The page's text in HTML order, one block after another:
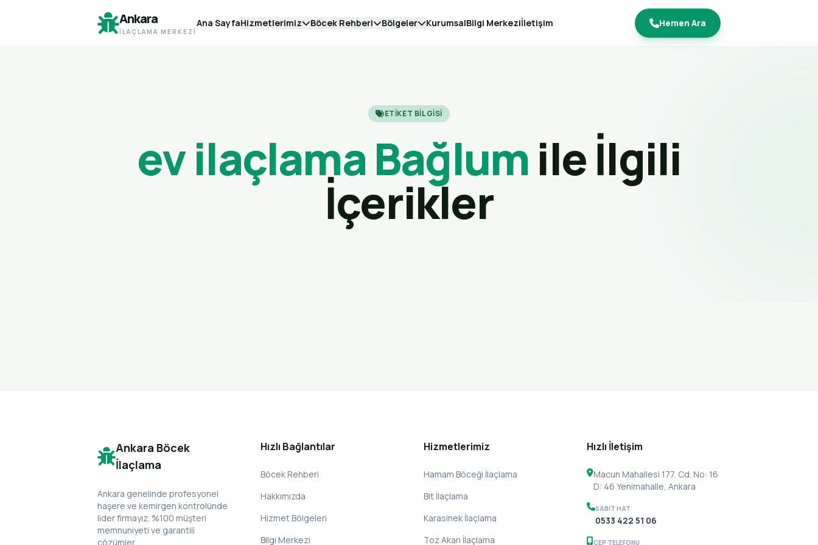
Ankara
İLAÇLAMA MERKEZI
Ana SayfaHizmetlerimiz Böcek Rehberi Bölgeler KurumsalBilgi Merkeziİletişim Hemen Ara
ETIKET BILGISI
ev ilaçlama Bağlum ile İlgili
İçerikler
Ankara Böcek
İlaçlama
Ankara genelinde profesyonel
haşere ve kemirgen kontrolünde
lider firmayız. %100 müşteri
memnuniyeti ve garantili
çözümler.
Hızlı Bağlantılar
Böcek Rehberi
Hakkımızda
Hizmet Bölgeleri
Bilgi Merkezi
Hizmetlerimiz
Hamam Böceği İlaçlama
Bit İlaçlama
Karasinek İlaçlama
Toz Akarı İlaçlama
Hızlı İletişim
Macun Mahallesi 177. Cd. No: 16
D: 46 Yenimahalle, Ankara
SABIT HAT
0533 422 51 06
CEP TELEFONU